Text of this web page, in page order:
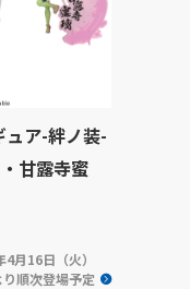
ュア-絆ノ装-
甘露寺蜜
4月16日（火）
り順次登場予定